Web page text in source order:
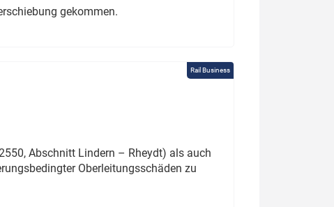
gekommen.
Rail Business
Abschnitt Lindern – Rheydt) als auch
Oberleitungsschäden zu